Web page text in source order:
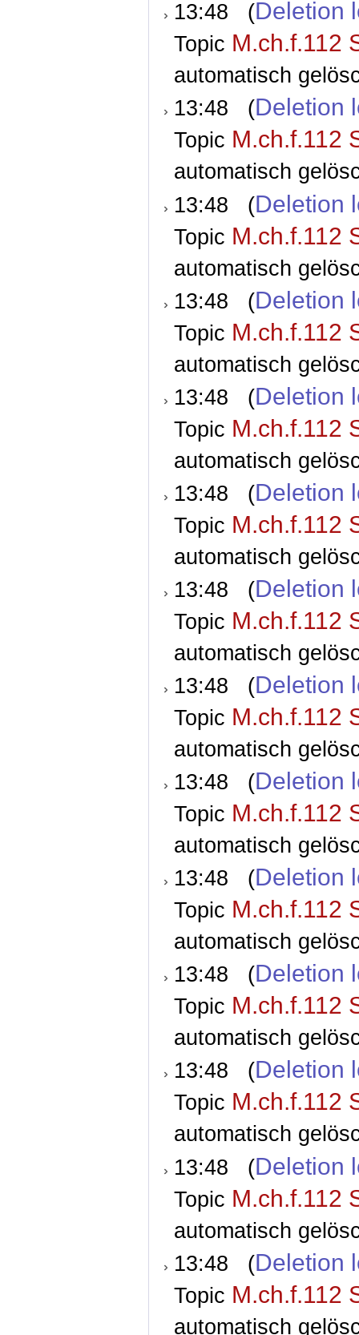
13:48 (Deletion
Topic M.ch.f.112
automatisch
13:48 (Deletion
Topic M.ch.f.112
automatisch
13:48 (Deletion
Topic M.ch.f.112
automatisch
13:48 (Deletion
Topic M.ch.f.112
automatisch
13:48 (Deletion
Topic M.ch.f.112
automatisch
13:48 (Deletion
Topic M.ch.f.112
automatisch
13:48 (Deletion
Topic M.ch.f.112
automatisch
13:48 (Deletion
Topic M.ch.f.112
automatisch
13:48 (Deletion
Topic M.ch.f.112
automatisch
13:48 (Deletion
Topic M.ch.f.112
automatisch
13:48 (Deletion
Topic M.ch.f.112
automatisch
13:48 (Deletion
Topic M.ch.f.112
automatisch
13:48 (Deletion
Topic M.ch.f.112
automatisch
13:48 (Deletion
Topic M.ch.f.112
automatisch